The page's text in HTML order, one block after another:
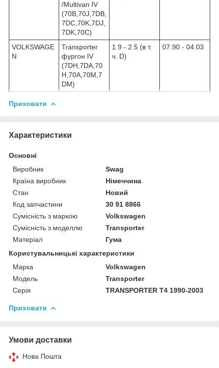
/Multivan IV
(70B,70J,7DB,
7DC,70K,7DJ,
7DK,70C)
VOLKSWAGE
N
Transporter
фургон IV
(7DH,7DA,70
H,70A,70M,7
DM)
1.9 - 2.5 (в т.
ч. D)
07.90 - 04.03
Приховати
Характеристики
Основні
Виробник
Swag
Країна виробник
Німеччина
Стан
Новий
Код запчастини
30 91 8866
Сумісність з маркою
Volkswagen
Сумісність з моделлю
Transporter
Матеріал
Гума
Користувальницькі характеристики
Марка
Volkswagen
Модель
Transporter
Серія
TRANSPORTER T4 1990-2003
Приховати
Умови доставки
Нова Пошта